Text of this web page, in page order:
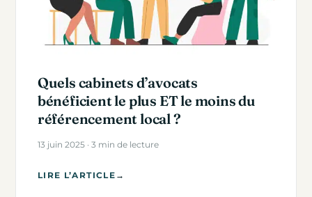
Quels cabinets d’avocats
bénéficient le plus ET le moins du
référencement local ?
13 juin 2025 · 3 min de lecture
LIRE L’ARTICLE →